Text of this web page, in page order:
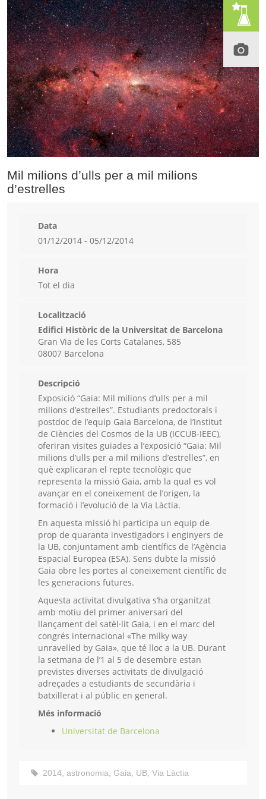
Mil milions d’ulls per a mil milions
d’estrelles
Data
01/12/2014 - 05/12/2014
Hora
Tot el dia
Localització
Edifici Històric de la Universitat de Barcelona
Gran Via de les Corts Catalanes, 585
08007 Barcelona
Descripció
Exposició “Gaia: Mil milions d’ulls per a mil
milions d’estrelles”. Estudiants predoctorals i
postdoc de l’equip Gaia Barcelona, de l’Institut
de Ciències del Cosmos de la UB (ICCUB-IEEC),
oferiran visites guiades a l’exposició “Gaia: Mil
milions d’ulls per a mil milions d’estrelles”, en
què explicaran el repte tecnològic que
representa la missió Gaia, amb la qual es vol
avançar en el coneixement de l’origen, la
formació i l’evolució de la Via Làctia.
En aquesta missió hi participa un equip de
prop de quaranta investigadors i enginyers de
la UB, conjuntament amb científics de l’Agència
Espacial Europea (ESA). Sens dubte la missió
Gaia obre les portes al coneixement científic de
les generacions futures.
Aquesta activitat divulgativa s’ha organitzat
amb motiu del primer aniversari del
llançament del satèl·lit Gaia, i en el marc del
congrés internacional «The milky way
unravelled by Gaia», que té lloc a la UB. Durant
la setmana de l’1 al 5 de desembre estan
previstes diverses activitats de divulgació
adreçades a estudiants de secundària i
batxillerat i al públic en general.
Més informació
Universitat de Barcelona
2014, astronomia, Gaia, UB, Via Làctia